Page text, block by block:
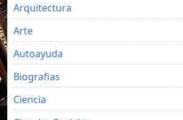
Arquitectura
Arte
Autoayuda
Biografias
Ciencia